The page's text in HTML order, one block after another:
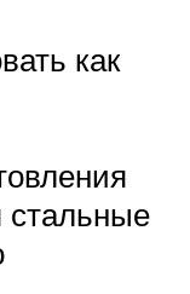
как
стальные